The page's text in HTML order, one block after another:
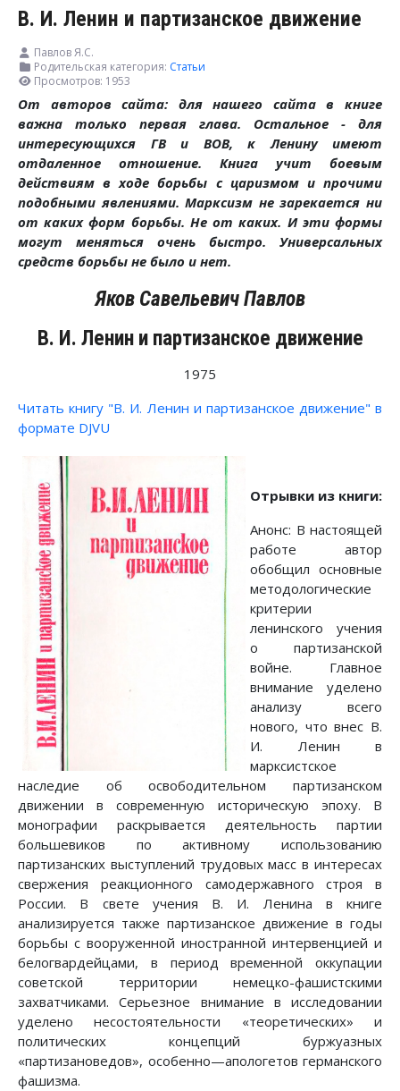
В. И. Ленин и партизанское движение
Павлов Я.С.
Родительская категория: Статьи
Просмотров: 1953
От авторов сайта: для нашего сайта в книге
важна только первая глава. Остальное - для
интересующихся ГВ и ВОВ, к Ленину имеют
отдаленное отношение. Книга учит боевым
действиям в ходе борьбы с царизмом и прочими
подобными явлениями. Марксизм не зарекается ни
от каких форм борьбы. Не от каких. И эти формы
могут меняться очень быстро. Универсальных
средств борьбы не было и нет.
Яков Савельевич Павлов
В. И. Ленин и партизанское движение
1975
Читать книгу "В. И. Ленин и партизанское движение" в
формате DJVU
Отрывки из книги:
Анонс: В настоящей
работе автор
обобщил основные
методологические
критерии
ленинского учения
о партизанской
войне. Главное
внимание уделено
анализу всего
нового, что внес В.
И. Ленин в
марксистское
наследие об освободительном партизанском
движении в современную историческую эпоху. В
монографии раскрывается деятельность партии
большевиков по активному использованию
партизанских выступлений трудовых масс в интересах
свержения реакционного самодержавного строя в
России. В свете учения В. И. Ленина в книге
анализируется также партизанское движение в годы
борьбы с вооруженной иностранной интервенцией и
белогвардейцами, в период временной оккупации
советской территории немецко-фашистскими
захватчиками. Серьезное внимание в исследовании
уделено несостоятельности «теоретических» и
политических концепций буржуазных
«партизановедов», особенно—апологетов германского
фашизма.